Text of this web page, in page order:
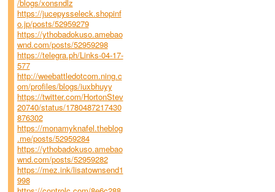
/blogs/xonsndlz
https://jucepysseleck.shopinf
o.jp/posts/52959279
https://ythobadokuso.amebao
wnd.com/posts/52959298
https://telegra.ph/Links-04-17-
577
http://weebattledotcom.ning.c
om/profiles/blogs/iuxbhuyy
https://twitter.com/HortonStev
20740/status/1780487217430
876302
https://monamyknafel.theblog
.me/posts/52959284
https://ythobadokuso.amebao
wnd.com/posts/52959282
https://mez.ink/lisatownsend1
998